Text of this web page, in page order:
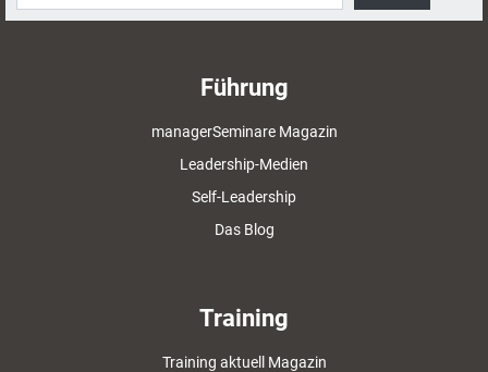
Führung
managerSeminare Magazin
Leadership-Medien
Self-Leadership
Das Blog
Training
Training aktuell Magazin